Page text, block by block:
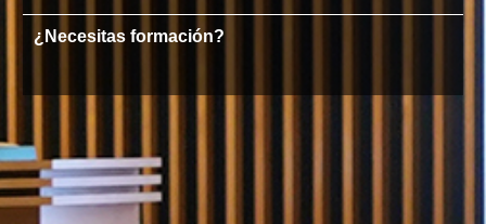
¿Necesitas formación?